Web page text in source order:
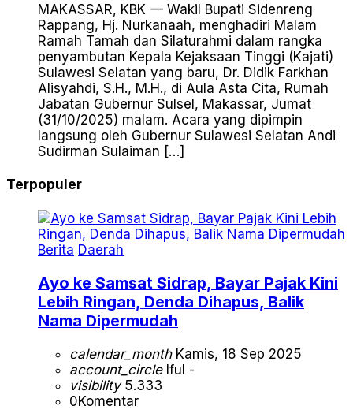
MAKASSAR, KBK — Wakil Bupati Sidenreng
Rappang, Hj. Nurkanaah, menghadiri Malam
Ramah Tamah dan Silaturahmi dalam rangka
penyambutan Kepala Kejaksaan Tinggi (Kajati)
Sulawesi Selatan yang baru, Dr. Didik Farkhan
Alisyahdi, S.H., M.H., di Aula Asta Cita, Rumah
Jabatan Gubernur Sulsel, Makassar, Jumat
(31/10/2025) malam. Acara yang dipimpin
langsung oleh Gubernur Sulawesi Selatan Andi
Sudirman Sulaiman […]
Terpopuler
Berita Daerah
Ayo ke Samsat Sidrap, Bayar Pajak Kini
Lebih Ringan, Denda Dihapus, Balik
Nama Dipermudah
calendar_monthKamis, 18 Sep 2025
account_circleIful -
visibility5.333
0Komentar